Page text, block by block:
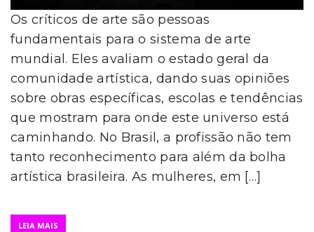
Os críticos de arte são pessoas
fundamentais para o sistema de arte
mundial. Eles avaliam o estado geral da
comunidade artística, dando suas opiniões
sobre obras específicas, escolas e tendências
que mostram para onde este universo está
caminhando. No Brasil, a profissão não tem
tanto reconhecimento para além da bolha
artística brasileira. As mulheres, em […]
LEIA MAIS